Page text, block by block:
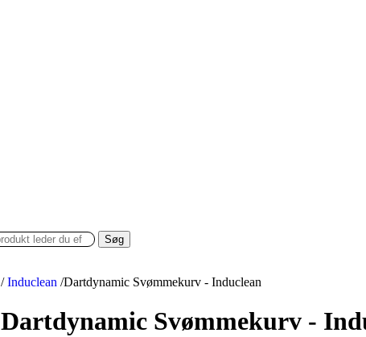
Søg
/ Induclean /Dartdynamic Svømmekurv - Induclean
Dartdynamic Svømmekurv -